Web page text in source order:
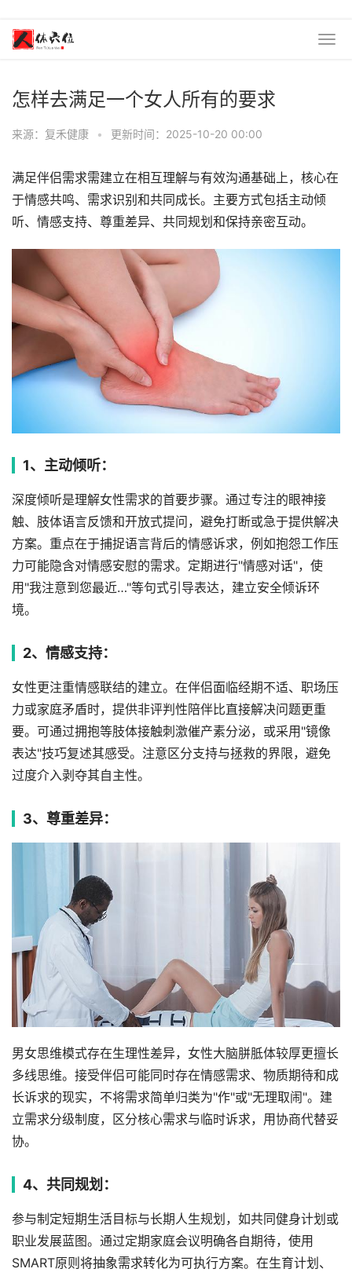
怎样去满足一个女人所有的要求
来源：复禾健康 • 更新时间：2025-10-20 00:00
满足伴侣需求需建立在相互理解与有效沟通基础上，核心在
于情感共鸣、需求识别和共同成长。主要方式包括主动倾
听、情感支持、尊重差异、共同规划和保持亲密互动。
1、主动倾听：
深度倾听是理解女性需求的首要步骤。通过专注的眼神接
触、肢体语言反馈和开放式提问，避免打断或急于提供解决
方案。重点在于捕捉语言背后的情感诉求，例如抱怨工作压
力可能隐含对情感安慰的需求。定期进行"情感对话"，使
用"我注意到您最近…"等句式引导表达，建立安全倾诉环
境。
2、情感支持：
女性更注重情感联结的建立。在伴侣面临经期不适、职场压
力或家庭矛盾时，提供非评判性陪伴比直接解决问题更重
要。可通过拥抱等肢体接触刺激催产素分泌，或采用"镜像
表达"技巧复述其感受。注意区分支持与拯救的界限，避免
过度介入剥夺其自主性。
3、尊重差异：
男女思维模式存在生理性差异，女性大脑胼胝体较厚更擅长
多线思维。接受伴侣可能同时存在情感需求、物质期待和成
长诉求的现实，不将需求简单归类为"作"或"无理取闹"。建
立需求分级制度，区分核心需求与临时诉求，用协商代替妥
协。
4、共同规划：
参与制定短期生活目标与长期人生规划，如共同健身计划或
职业发展蓝图。通过定期家庭会议明确各自期待，使用
SMART原则将抽象需求转化为可执行方案。在生育计划、